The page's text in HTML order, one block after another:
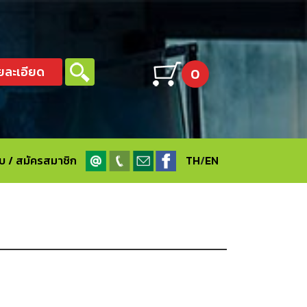
ะเอียด 0
/ สมัครสมาชิก TH/EN